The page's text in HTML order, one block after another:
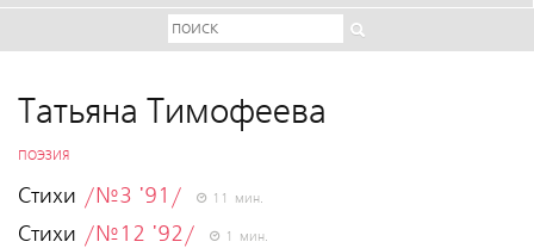
Татьяна Тимофеева
ПОЭЗИЯ
Стихи /№3 '91/ 11 мин.
Стихи /№12 '92/ 1 мин.